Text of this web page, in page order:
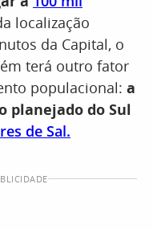
localização
da Capital, o
terá outro fator
populacional: a
planejado do Sul
de Sal.